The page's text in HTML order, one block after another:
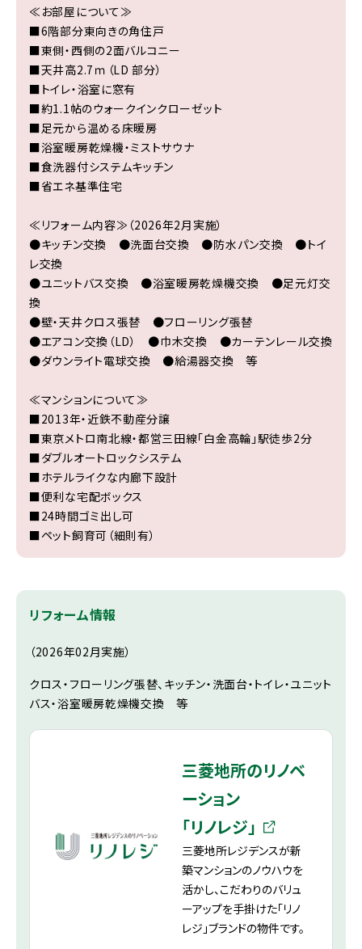
≪お部屋について≫
■6階部分東向きの角住戸
■東側・西側の2面バルコニー
■天井高2.7ｍ（LD 部分）
■トイレ・浴室に窓有
■約1.1帖のウォークインクローゼット
■足元から温める床暖房
■浴室暖房乾燥機・ミストサウナ
■食洗器付システムキッチン
■省エネ基準住宅
≪リフォーム内容≫（2026年2月実施）
●キッチン交換 ●洗面台交換 ●防水パン交換 ●トイ
レ交換
●ユニットバス交換 ●浴室暖房乾燥機交換 ●足元灯交
換
●壁・天井クロス張替 ●フローリング張替
●エアコン交換（LD） ●巾木交換 ●カーテンレール交換
●ダウンライト電球交換 ●給湯器交換 等
≪マンションについて≫
■2013年・近鉄不動産分譲
■東京メトロ南北線・都営三田線「白金高輪」駅徒歩2分
■ダブルオートロックシステム
■ホテルライクな内廊下設計
■便利な宅配ボックス
■24時間ゴミ出し可
■ペット飼育可（細則有）
リフォーム情報
（2026年02月実施）
クロス・フローリング張替、キッチン・洗面台・トイレ・ユニット
バス・浴室暖房乾燥機交換 等
三菱地所のリノベ
ーション
「リノレジ」
三菱地所レジデンスが新
築マンションのノウハウを
活かし、こだわりのバリュ
ーアップを手掛けた「リノ
レジ」ブランドの物件です。